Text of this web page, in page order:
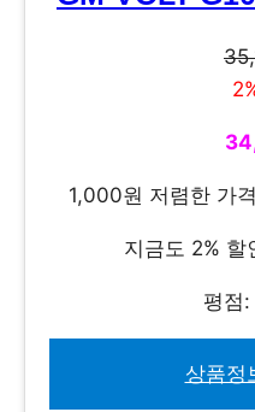
1,000원 저렴한 가
지금도 2% 할
평점:
상품정